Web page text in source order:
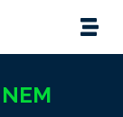
NEM